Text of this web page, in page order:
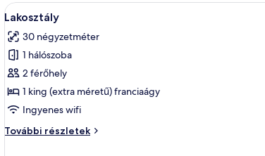
ágy, éjjeli lámpák, egy szék, egy virágos növény és egy
A
következő
szoba
összes
képének
megtekintése:
Lakosztály
Egy szállodai szoba,
5
Lakosztály
30 négyzetméter
1 hálószoba
2 férőhely
1 king (extra méretű) franciaágy
Ingyenes wifi
További részletek
Lakosztály